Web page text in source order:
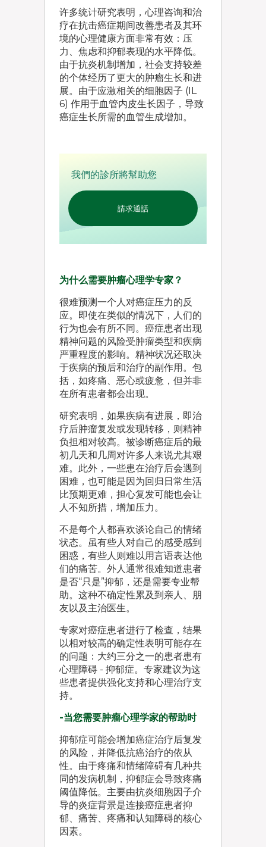
许多统计研究表明，心理咨询和治
疗在抗击癌症期间改善患者及其环
境的心理健康方面非常有效：压
力、焦虑和抑郁表现的水平降低。
由于抗炎机制增加，社会支持较差
的个体经历了更大的肿瘤生长和进
展。由于应激相关的细胞因子 (IL
6) 作用于血管内皮生长因子，导致
癌症生长所需的血管生成增加。
我們的診所將幫助您
請求通話
为什么需要肿瘤心理学专家？
很难预测一个人对癌症压力的反
应。即使在类似的情况下，人们的
行为也会有所不同。癌症患者出现
精神问题的风险受肿瘤类型和疾病
严重程度的影响。精神状况还取决
于疾病的预后和治疗的副作用。包
括，如疼痛、恶心或疲惫，但并非
在所有患者都会出现。
研究表明，如果疾病有进展，即治
疗后肿瘤复发或发现转移，则精神
负担相对较高。被诊断癌症后的最
初几天和几周对许多人来说尤其艰
难。此外，一些患在治疗后会遇到
困难，也可能是因为回归日常生活
比预期更难，担心复发可能也会让
人不知所措，增加压力。
不是每个人都喜欢谈论自己的情绪
状态。虽有些人对自己的感受感到
困惑，有些人则难以用言语表达他
们的痛苦。外人通常很难知道患者
是否“只是”抑郁，还是需要专业帮
助。这种不确定性累及到亲人、朋
友以及主治医生。
专家对癌症患者进行了检查，结果
以相对较高的确定性表明可能存在
的问题：大约三分之一的患者患有
心理障碍 - 抑郁症。专家建议为这
些患者提供强化支持和心理治疗支
持。
-当您需要肿瘤心理学家的帮助时
抑郁症可能会增加癌症治疗后复发
的风险，并降低抗癌治疗的依从
性。由于疼痛和情绪障碍有几种共
同的发病机制，抑郁症会导致疼痛
阈值降低。主要由抗炎细胞因子介
导的炎症背景是连接癌症患者抑
郁、痛苦、疼痛和认知障碍的核心
因素。